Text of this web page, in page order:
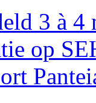
3 à
op